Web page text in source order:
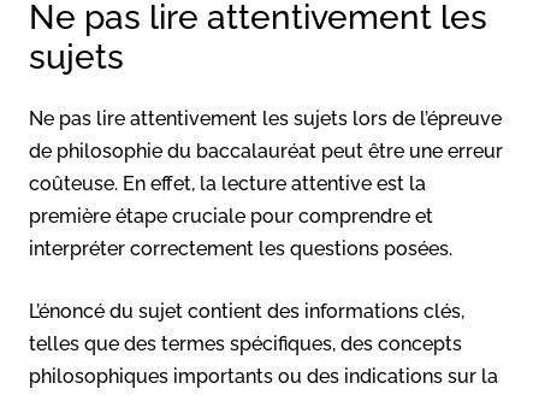
Ne pas lire attentivement les
sujets
Ne pas lire attentivement les sujets lors de l’épreuve
de philosophie du baccalauréat peut être une erreur
coûteuse. En effet, la lecture attentive est la
première étape cruciale pour comprendre et
interpréter correctement les questions posées.
L’énoncé du sujet contient des informations clés,
telles que des termes spécifiques, des concepts
philosophiques importants ou des indications sur la